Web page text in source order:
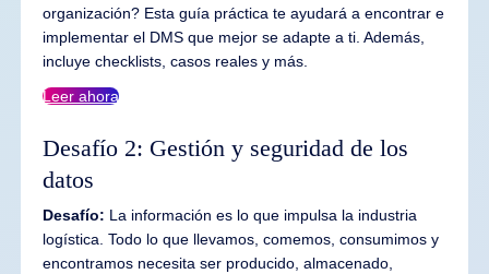
organización? Esta guía práctica te ayudará a encontrar e
implementar el DMS que mejor se adapte a ti. Además,
incluye checklists, casos reales y más.
Leer ahora
Desafío 2: Gestión y seguridad de los
datos
Desafío: La información es lo que impulsa la industria
logística. Todo lo que llevamos, comemos, consumimos y
encontramos necesita ser producido, almacenado,